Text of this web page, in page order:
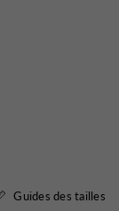
Guides des tailles